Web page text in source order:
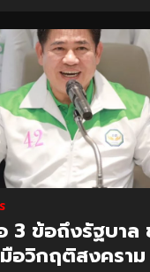
3 ข้อถึงรัฐบาล
อวิกฤติสงคราม